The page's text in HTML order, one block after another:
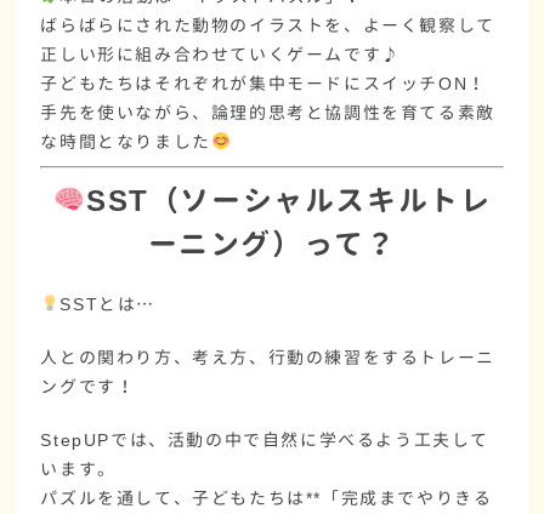
ばらばらにされた動物のイラスト を、よーく観察して
正しい形に組み合わせていくゲームです♪
子どもたちはそれぞれが集中モードにスイッチON！
手先を使いながら、論理的思考と協調性を育てる 素敵
な時間となりました
SST（ソーシャルスキルトレ
ーニング）って？
SSTとは…
人との関わり方、考え方、行動の練習をするトレーニ
ングです！
StepUPでは、 活動の中で自然に学べる よう工夫して
います。
パズルを通して、子どもたちは**「完成までやりきる